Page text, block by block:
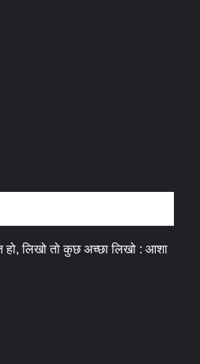
हो, लिखो तो कुछ अच्छा लिखो : आशा